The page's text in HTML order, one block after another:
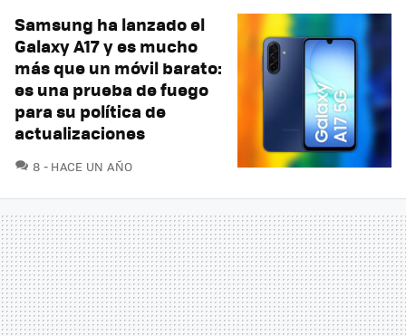
Samsung ha lanzado el
Galaxy A17 y es mucho
más que un móvil barato:
es una prueba de fuego
para su política de
actualizaciones
8 COMENTARIOS
HACE UN AÑO